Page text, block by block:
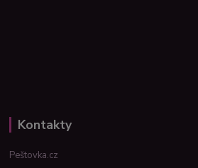
Kontakty
Peštovka.cz